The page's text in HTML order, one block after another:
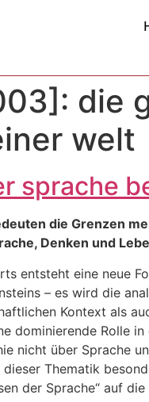
die
welt
sprache
die Grenzen
Denken und
entsteht eine neue
– es wird die
Kontext als
dominierende Rolle
nicht über Sprache
Thematik
der Sprache“ auf